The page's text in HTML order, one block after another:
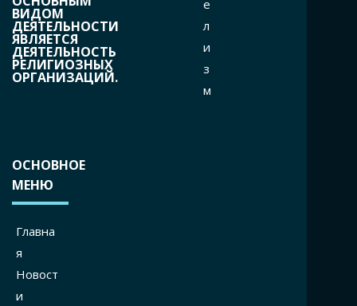
ВИДОМ
ДЕЯТЕЛЬНОСТИ
ЯВЛЯЕТСЯ
ДЕЯТЕЛЬНОСТЬ
РЕЛИГИОЗНЫХ
ОРГАНИЗАЦИЙ.
е
л
и
з
м
ОСНОВНОЕ
МЕНЮ
Главна
я
Новост
и